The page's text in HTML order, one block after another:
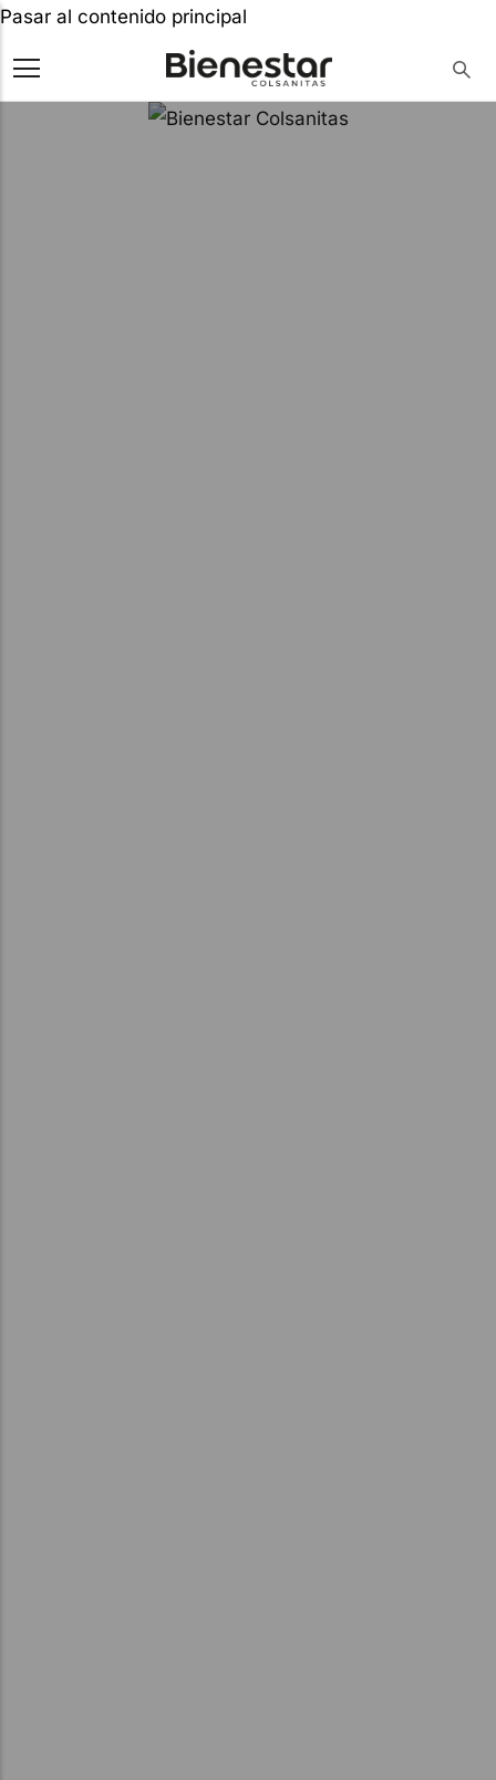
Pasar al contenido principal